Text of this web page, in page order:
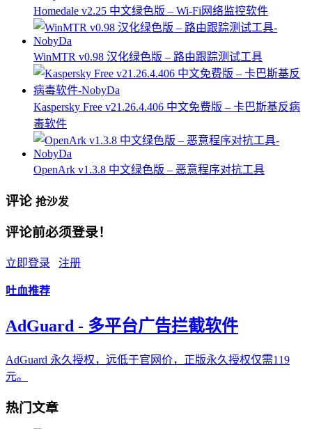
Homedale v2.25 中文绿色版 – Wi-Fi网络监控软件
WinMTR v0.98 汉化绿色版 – 路由跟踪测试工具
Kaspersky Free v21.26.4.406 中文免费版 – 卡巴斯基反病
毒软件
OpenArk v1.3.8 中文绿色版 – 恶意程序对抗工具
评论 抢沙发
评论前必须登录！
立即登录 注册
吐血推荐
AdGuard - 多平台广告拦截软件
AdGuard 永久授权，远低于官网价，正版永久授权仅需119
元。
热门文章